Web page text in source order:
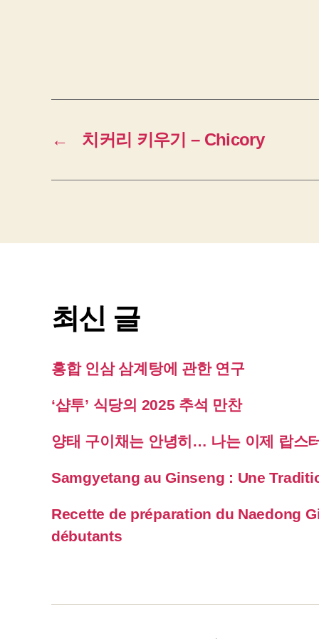
← 치커리 키우기 – Chicory
최신 글
홍합 인삼 삼계탕에 관한 연구
‘샵투’ 식당의 2025 추석 만찬
양태 구이채는 안녕히… 나는 이제 랍스
Samgyetang au Ginseng : Une
Recette de préparation du Naedong
débutants